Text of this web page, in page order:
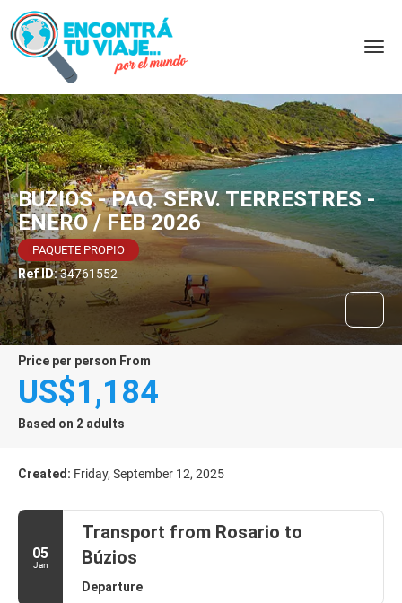
BUZIOS - PAQ. SERV. TERRESTRES -
ENERO / FEB 2026
PAQUETE PROPIO
Ref ID:34761552
price per person From
US$1,184
Based on 2 adults
Created: Friday, September 12, 2025
05
Jan
Transport from Rosario to
Búzios
Departure